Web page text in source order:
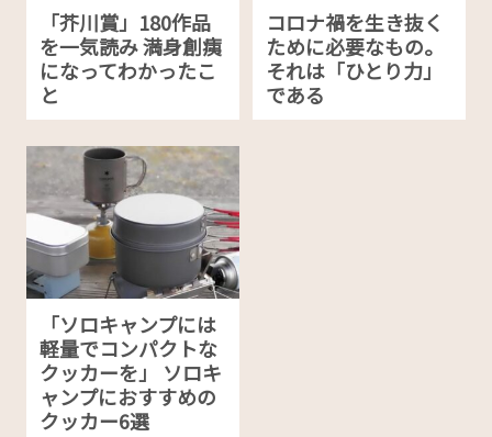
「芥川賞」180作品
を一気読み 満身創痍
になってわかったこ
と
コロナ禍を生き抜く
ために必要なもの。
それは「ひとり力」
である
「ソロキャンプには
軽量でコンパクトな
クッカーを」 ソロキ
ャンプにおすすめの
クッカー6選